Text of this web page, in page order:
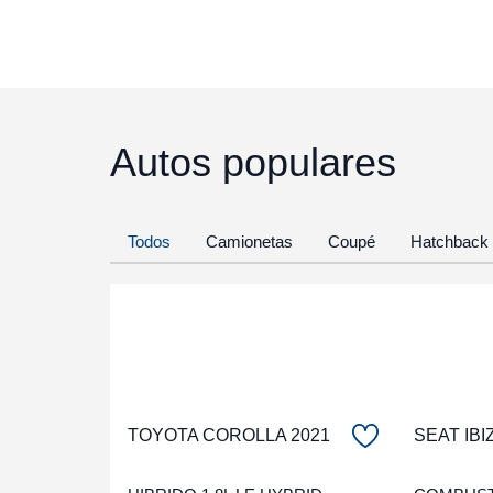
Autos populares
Todos Camionetas Coupé Hatchback
TOYOTA COROLLA 2021 SEAT